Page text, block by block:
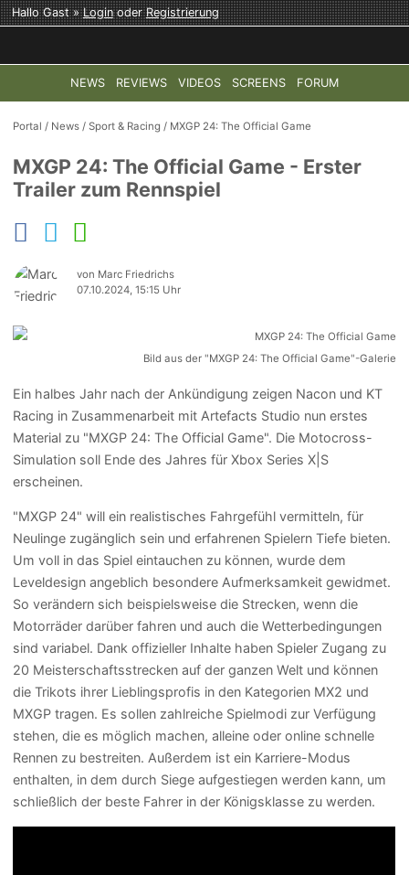
Hallo Gast »LoginoderRegistrierung
NEWS REVIEWS VIDEOS SCREENS FORUM
TOP-THEMEN: COD: MODERN WARFARE 4 HALO:
Portal / News /Sport & Racing / MXGP 24: The Official Game
MXGP 24: The Official Game - Erster
Trailer zum Rennspiel
von Marc Friedrichs
07.10.2024, 15:15 Uhr
Bild aus der "MXGP 24: The Official Game"-Galerie
Ein halbes Jahr nach der Ankündigung zeigen Nacon und KT
Racing in Zusammenarbeit mit Artefacts Studio nun erstes
Material zu "MXGP 24: The Official Game". Die Motocross-
Simulation soll Ende des Jahres für Xbox Series X|S
erscheinen.
"MXGP 24" will ein realistisches Fahrgefühl vermitteln, für
Neulinge zugänglich sein und erfahrenen Spielern Tiefe bieten.
Um voll in das Spiel eintauchen zu können, wurde dem
Leveldesign angeblich besondere Aufmerksamkeit gewidmet.
So verändern sich beispielsweise die Strecken, wenn die
Motorräder darüber fahren und auch die Wetterbedingungen
sind variabel. Dank offizieller Inhalte haben Spieler Zugang zu
20 Meisterschaftsstrecken auf der ganzen Welt und können
die Trikots ihrer Lieblingsprofis in den Kategorien MX2 und
MXGP tragen. Es sollen zahlreiche Spielmodi zur Verfügung
stehen, die es möglich machen, alleine oder online schnelle
Rennen zu bestreiten. Außerdem ist ein Karriere-Modus
enthalten, in dem durch Siege aufgestiegen werden kann, um
schließlich der beste Fahrer in der Königsklasse zu werden.